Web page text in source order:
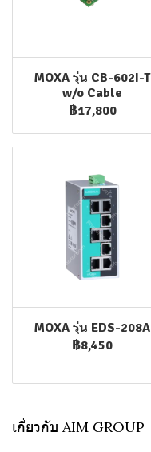
MOXA รุ่น CB-602I-T
w/o Cable
฿17,800
MOXA รุ่น EDS-208A
฿8,450
เกี่ยวกับ AIM GROUP